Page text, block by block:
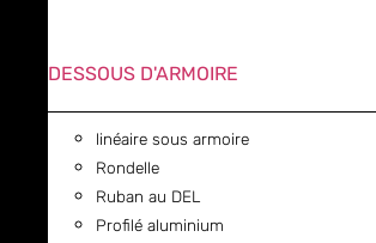
DESSOUS D'ARMOIRE
linéaire sous armoire
Rondelle
Ruban au DEL
Profilé aluminium